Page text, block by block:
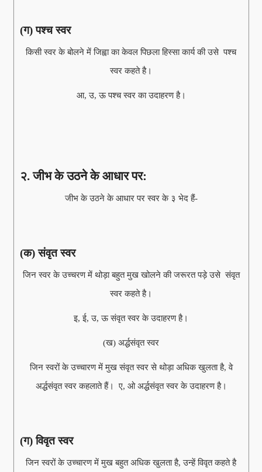
(ग) पश्च स्वर
किसी स्वर के बोलने में जिह्वा का केवल पिछला हिस्सा कार्य की उसे पश्च
स्वर कहते है।
आ, उ, ऊ पश्च स्वर का उदाहरण है।
२. जीभ के उठने के आधार पर:
जीभ के उठने के आधार पर स्वर के ३ भेद हैं-
(क) संवृत स्वर
जिन स्वर के उच्चरण में थोड़ा बहुत मुख खोलने की जरूरत पड़े उसे संवृत
स्वर कहते है।
इ, ई, उ, ऊ संवृत स्वर के उदाहरण है।
(ख) अर्द्धसंवृत स्वर
जिन स्वरों के उच्चारण में मुख संवृत स्वर से थोड़ा अधिक खुलता है, वे
अर्द्धसंवृत स्वर कहलाते हैं। ए, ओ अर्द्धसंवृत स्वर के उदाहरण है।
(ग) विवृत स्वर
जिन स्वरों के उच्चारण में मुख बहुत अधिक खुलता है, उन्हें विवृत कहते है